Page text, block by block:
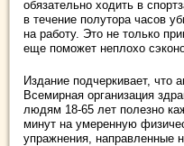
обязательно ходить в
в течение полутора часов
на работу. Это не только
еще поможет неплохо
Издание подчеркивает, что
Всемирная организация
людям 18-65 лет полезно
минут на умеренную
упражнения, направленные